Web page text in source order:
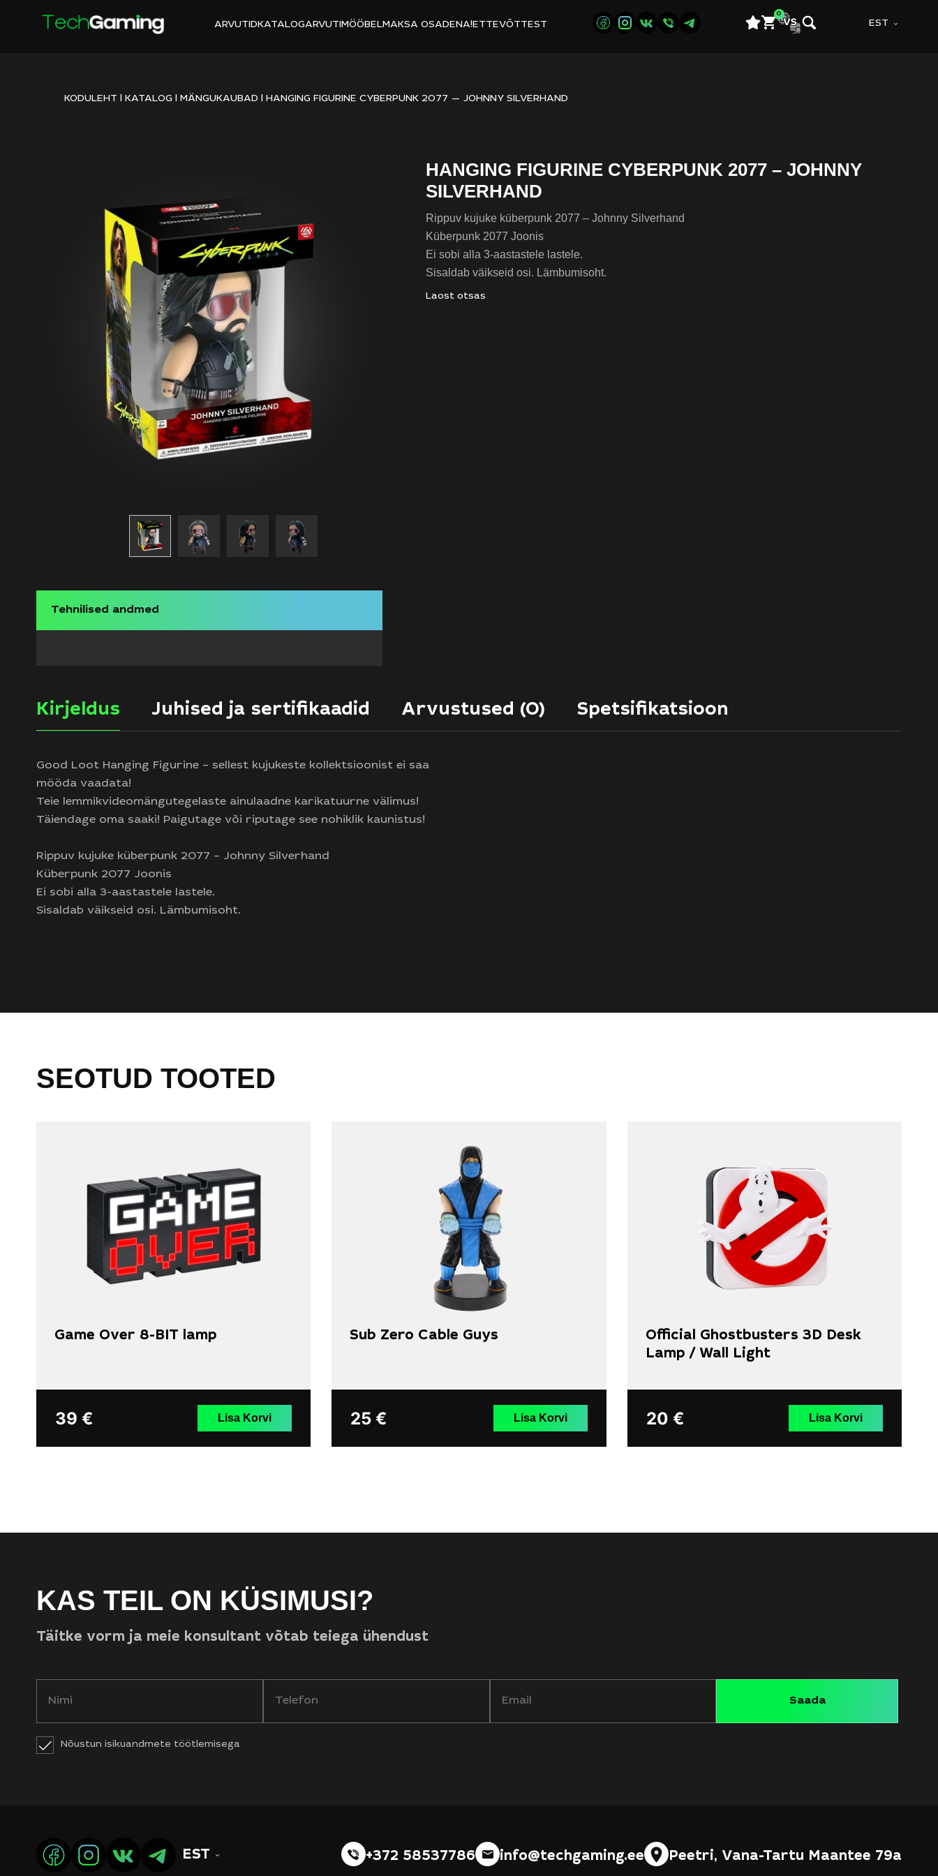
ARVUTIDKATALOGARVUTIMÖÖBELMAKSA OSADENA!ETTEVÕTTEST
0
EST
Teie taotlus ei tohi ületada 300 tähemärki
KODULEHT | KATALOG | MÄNGUKAUBAD | HANGING FIGURINE CYBERPUNK 2077 — JOHNNY SILVERHAND
Tehnilised andmed
HANGING FIGURINE CYBERPUNK 2077 – JOHNNY
SILVERHAND
Rippuv kujuke küberpunk 2077 – Johnny Silverhand
Küberpunk 2077 Joonis
Ei sobi alla 3-aastastele lastele.
Sisaldab väikseid osi. Lämbumisoht.
Laost otsas
Kirjeldus Juhised ja sertifikaadid Arvustused (0) Spetsifikatsioon
Good Loot Hanging Figurine – sellest kujukeste kollektsioonist ei saa
mööda vaadata!
Teie lemmikvideomängutegelaste ainulaadne karikatuurne välimus!
Täiendage oma saaki! Paigutage või riputage see nohiklik kaunistus!
Rippuv kujuke küberpunk 2077 – Johnny Silverhand
Küberpunk 2077 Joonis
Ei sobi alla 3-aastastele lastele.
Sisaldab väikseid osi. Lämbumisoht.
SEOTUD TOOTED
Game Over 8-BIT lamp
39 € Lisa Korvi
Sub Zero Cable Guys
25€ Lisa Korvi
Official Ghostbusters 3D Desk
Lamp / Wall Light
20 € Lisa Korvi
KAS TEIL ON KÜSIMUSI?
Täitke vorm ja meie konsultant võtab teiega ühendust
Nõustun isikuandmete töötlemisega
EST +372 58537786 info@techgaming.ee Peetri, Vana-Tartu Maantee 79a